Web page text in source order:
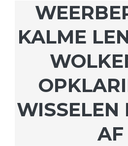
KALME
WISSELEN
AF